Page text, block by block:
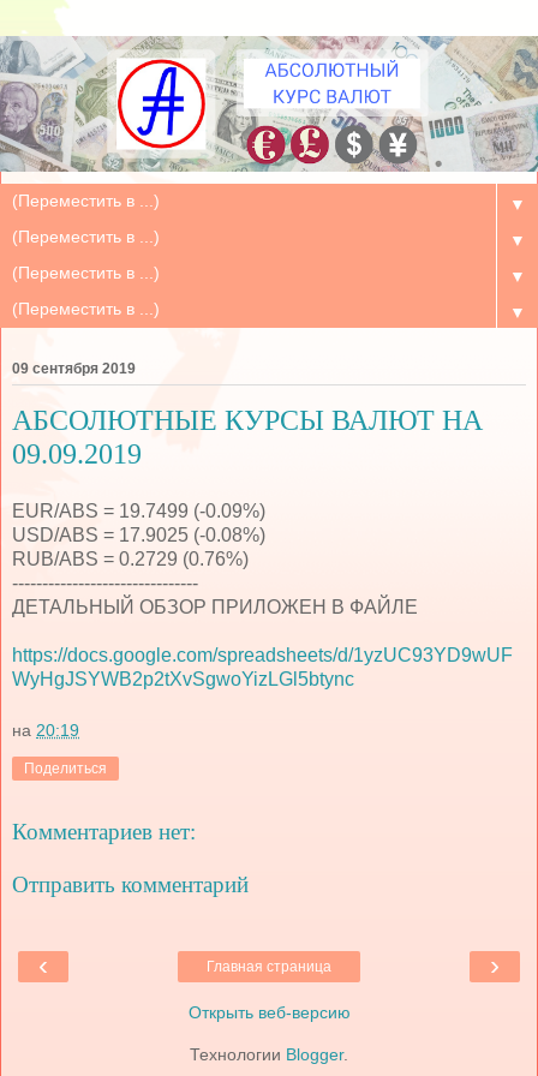
▼
▼
▼
▼
09 сентября 2019
АБСОЛЮТНЫЕ КУРСЫ ВАЛЮТ НА
09.09.2019
EUR/ABS = 19.7499 (-0.09%)
USD/ABS = 17.9025 (-0.08%)
RUB/ABS = 0.2729 (0.76%)
-------------------------------
ДЕТАЛЬНЫЙ ОБЗОР ПРИЛОЖЕН В ФАЙЛЕ
https://docs.google.com/spreadsheets/d/1yzUC93YD9wUF
WyHgJSYWB2p2tXvSgwoYizLGl5btync
на 20:19
Поделиться
Комментариев нет:
Отправить комментарий
‹ ›
Главная страница
Открыть веб-версию
Технологии Blogger.